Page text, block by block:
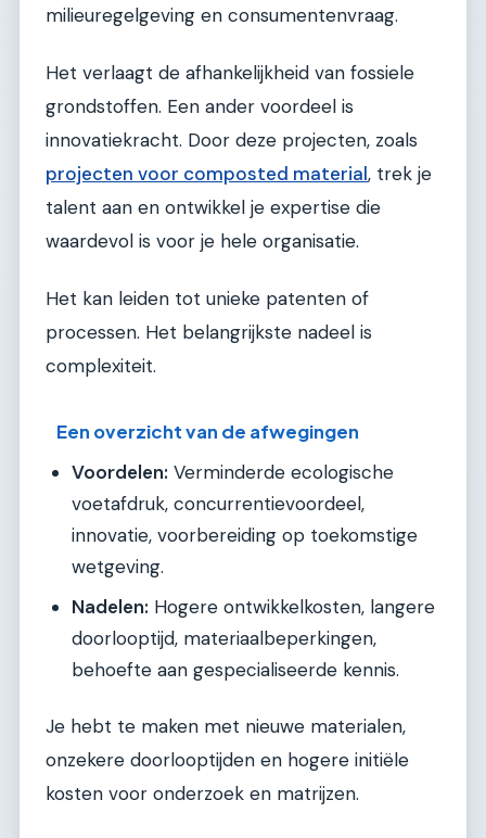
milieuregelgeving en consumentenvraag.
Het verlaagt de afhankelijkheid van fossiele
grondstoffen. Een ander voordeel is
innovatiekracht. Door deze projecten, zoals
projecten voor composted material, trek je
talent aan en ontwikkel je expertise die
waardevol is voor je hele organisatie.
Het kan leiden tot unieke patenten of
processen. Het belangrijkste nadeel is
complexiteit.
Een overzicht van de afwegingen
Voordelen: Verminderde ecologische
voetafdruk, concurrentievoordeel,
innovatie, voorbereiding op toekomstige
wetgeving.
Nadelen: Hogere ontwikkelkosten, langere
doorlooptijd, materiaalbeperkingen,
behoefte aan gespecialiseerde kennis.
Je hebt te maken met nieuwe materialen,
onzekere doorlooptijden en hogere initiële
kosten voor onderzoek en matrijzen.